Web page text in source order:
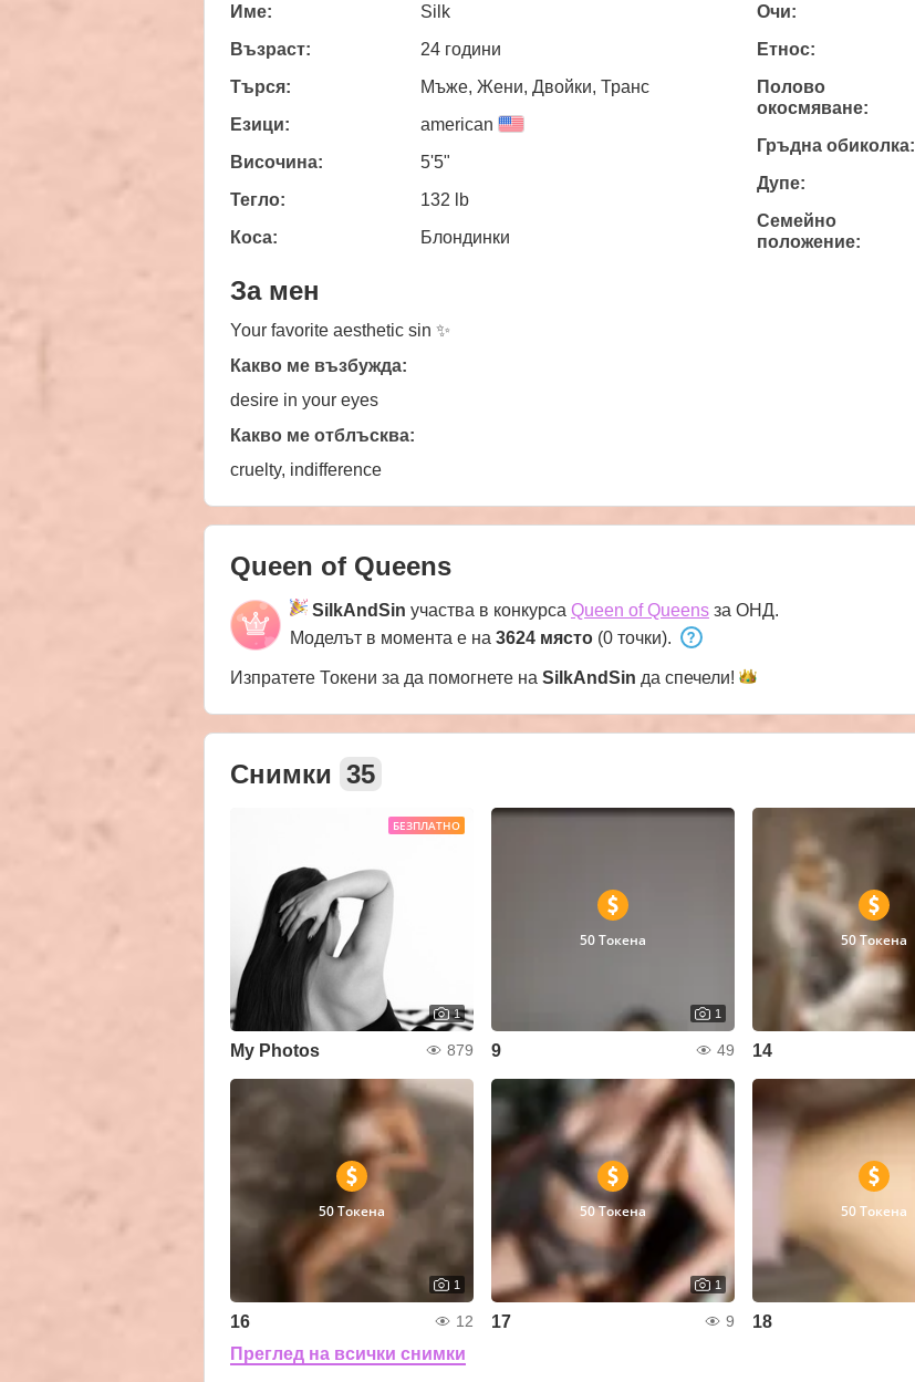
Име:
Silk
Възраст:
24 години
Търся:
Мъже, Жени, Двойки, Транс
Езици:
american
Височина:
5'5"
Тегло:
132 lb
Коса:
Блондинки
Очи:
Етнос:
Полово
окосмяване:
Гръдна обиколка:
Дупе:
Семейно
положение:
За мен
Your favorite aesthetic sin ✨
Какво ме възбужда:
desire in your eyes
Какво ме отблъсква:
cruelty, indifference
Queen of Queens
SilkAndSin участва в конкурса Queen of Queens за ОНД.
Моделът в момента е на 3624 място (0 точки).
Изпратете Токени за да помогнете на SilkAndSin да спечели!
Снимки 35
БЕЗПЛАТНО
1
My Photos 879
50 Токена
1
9 49
50 Токена
14
50 Токена
1
16 12
50 Токена
1
17 9
50 Токена
18
Преглед на всички снимки